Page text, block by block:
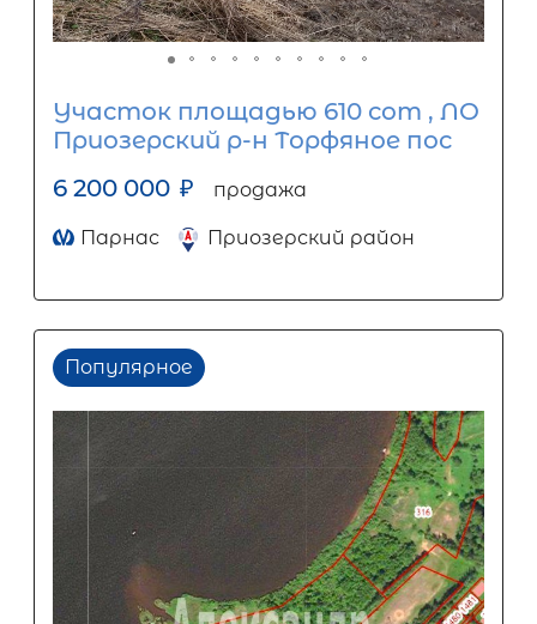
Участок площадью 610 сот , ЛО
Приозерский р-н Торфяное пос
6 200 000 ₽ продажа
Парнас Приозерский район
Популярное